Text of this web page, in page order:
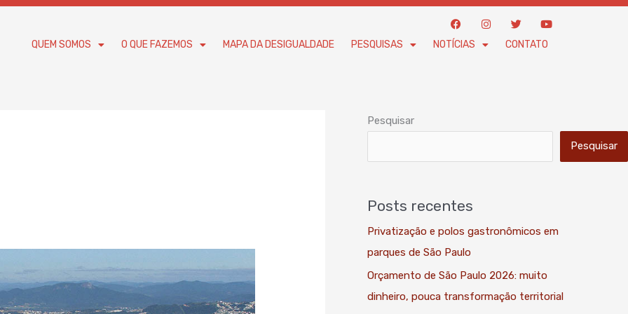
F
a
c
e
I
n
t
T
w
i
t
Y
o
u
t
QUEM SOMOS O QUE FAZEMOS MAPA DA DESIGUALDADE PESQUISAS NOTÍCIAS CONTATO
Pesquisar
Pesquisar
Posts recentes
Privatização e polos gastronômicos em
parques de São Paulo
Orçamento de São Paulo 2026: muito
dinheiro, pouca transformação territorial